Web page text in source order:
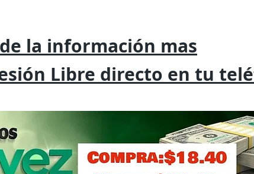
la información mas
Libre directo en tu